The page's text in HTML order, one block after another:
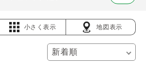
小さく表示 地図表示